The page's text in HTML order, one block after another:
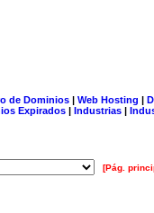
de Dominios| Web Hosting |
Expirados | Industrias |
[Pág.